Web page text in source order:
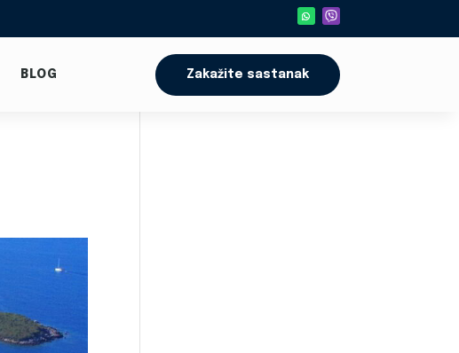
BLOG Zakažite sastanak